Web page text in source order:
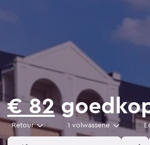
€ 82
Retour 1 volwassene